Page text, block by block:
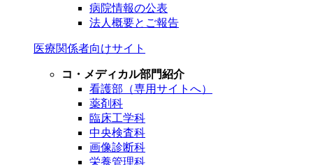
病院情報の公表
法人概要とご報告
医療関係者向けサイト
コ・メディカル部門紹介
看護部（専用サイトへ）
薬剤科
臨床工学科
中央検査科
画像診断科
栄養管理科